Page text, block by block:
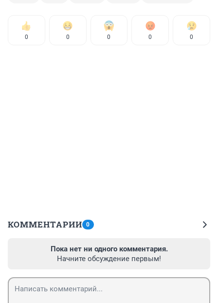
0 0 0 0 0
КОММЕНТАРИИ 0
Пока нет ни одного комментария.
Начните обсуждение первым!